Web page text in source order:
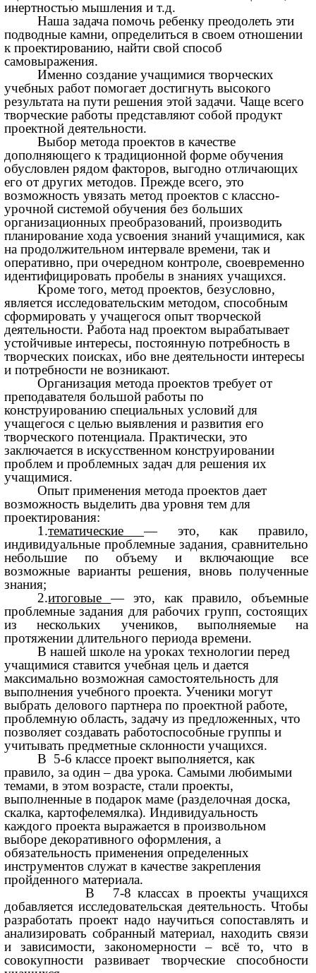
инертностью мышления и т.д.
Наша задача помочь ребенку преодолеть эти
подводные камни, определиться в своем отношении
к проектированию, найти свой способ
самовыражения.
Именно создание учащимися творческих
учебных работ помогает достигнуть высокого
результата на пути решения этой задачи. Чаще всего
творческие работы представляют собой продукт
проектной деятельности.
Выбор метода проектов в качестве
дополняющего к традиционной форме обучения
обусловлен рядом факторов, выгодно отличающих
его от других методов. Прежде всего, это
возможность увязать метод проектов с классно-
урочной системой обучения без больших
организационных преобразований, производить
планирование хода усвоения знаний учащимися, как
на продолжительном интервале времени, так и
оперативно, при очередном контроле, своевременно
идентифицировать пробелы в знаниях учащихся.
Кроме того, метод проектов, безусловно,
является исследовательским методом, способным
сформировать у учащегося опыт творческой
деятельности. Работа над проектом вырабатывает
устойчивые интересы, постоянную потребность в
творческих поисках, ибо вне деятельности интересы
и потребности не возникают.
Организация метода проектов требует от
преподавателя большой работы по
конструированию специальных условий для
учащегося с целью выявления и развития его
творческого потенциала. Практически, это
заключается в искусственном конструировании
проблем и проблемных задач для решения их
учащимися.
Опыт применения метода проектов дает
возможность выделить два уровня тем для
проектирования:
1.тематические— это, как правило,
индивидуальные проблемные задания, сравнительно
небольшие по объему и включающие все
возможные варианты решения, вновь полученные
знания;
2.итоговые— это, как правило, объемные
проблемные задания для рабочих групп, состоящих
из нескольких учеников, выполняемые на
протяжении длительного периода времени.
В нашей школе на уроках технологии перед
учащимися ставится учебная цель и дается
максимально возможная самостоятельность для
выполнения учебного проекта. Ученики могут
выбрать делового партнера по проектной работе,
проблемную область, задачу из предложенных, что
позволяет создавать работоспособные группы и
учитывать предметные склонности учащихся.
В 5-6 классе проект выполняется, как
правило, за один – два урока. Самыми любимыми
темами, в этом возрасте, стали проекты,
выполненные в подарок маме (разделочная доска,
скалка, картофелемялка). Индивидуальность
каждого проекта выражается в произвольном
выборе декоративного оформления, а
обязательность применения определенных
инструментов служат в качестве закрепления
пройденного материала.
В 7-8 классах в проекты учащихся
добавляется исследовательская деятельность. Чтобы
разработать проект надо научиться сопоставлять и
анализировать собранный материал, находить связи
и зависимости, закономерности – всё то, что в
совокупности развивает творческие способности